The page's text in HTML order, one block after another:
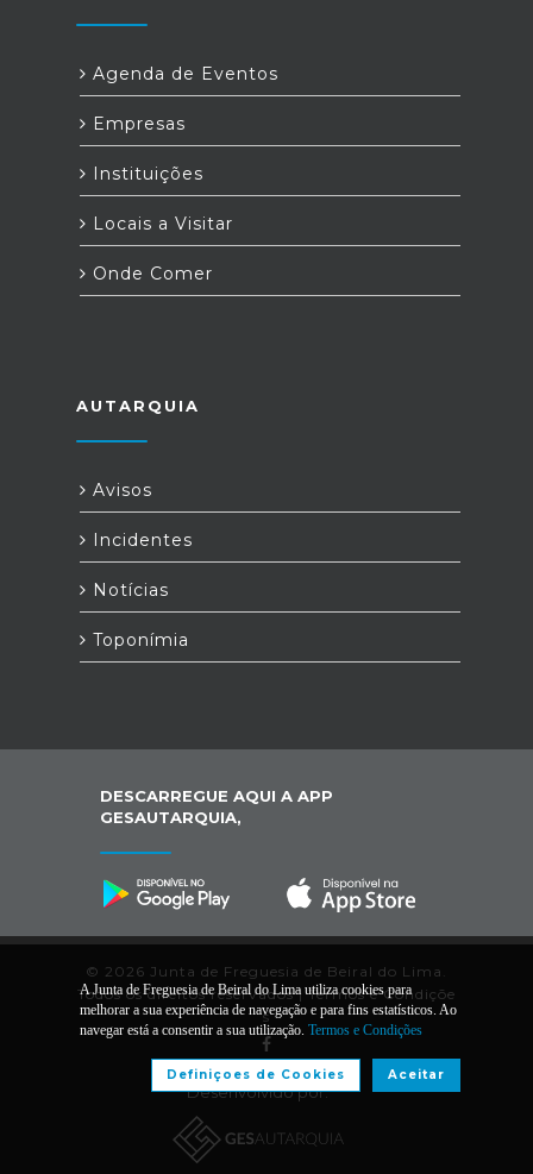
Agenda de Eventos
Empresas
Instituições
Locais a Visitar
Onde Comer
AUTARQUIA
Avisos
Incidentes
Notícias
Toponímia
DESCARREGUE AQUI A APP
GESAUTARQUIA,
© 2026 Junta de Freguesia de Beiral do Lima.
Todos os direitos reservados |Termos e Condiçõe
s
Desenvolvido por:
A Junta de Freguesia de Beiral do Lima utiliza cookies para
melhorar a sua experiência de navegação e para fins estatísticos. Ao
navegar está a consentir a sua utilização. Termos e Condições
Aceitar
Definiçoes de Cookies